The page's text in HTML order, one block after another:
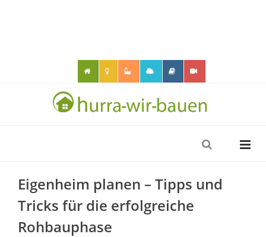
Eigenheim planen – Tipps und
Tricks für die erfolgreiche
Rohbauphase